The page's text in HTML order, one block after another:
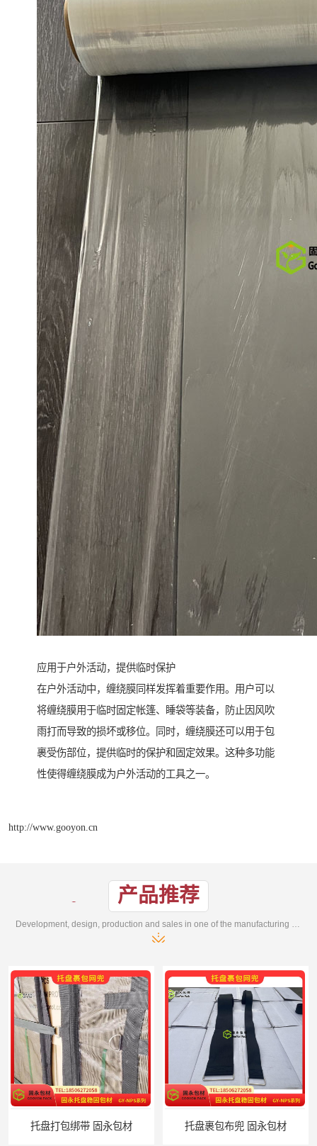
应用于户外活动，提供临时保护
在户外活动中，缠绕膜同样发挥着重要作用。用户可以
将缠绕膜用于临时固定帐篷、睡袋等装备，防止因风吹
雨打而导致的损坏或移位。同时，缠绕膜还可以用于包
裹受伤部位，提供临时的保护和固定效果。这种多功能
性使得缠绕膜成为户外活动的工具之一。
http://www.gooyon.cn
产品推荐
托盘打包绑带 固永包材 托盘裹包布兜 固永包材